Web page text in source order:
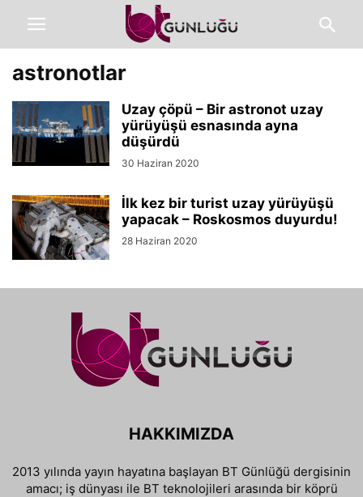
astronotlar
Uzay çöpü – Bir astronot uzay
yürüyüşü esnasında ayna
düşürdü
30 Haziran 2020
İlk kez bir turist uzay yürüyüşü
yapacak – Roskosmos duyurdu!
28 Haziran 2020
HAKKIMIZDA
2013 yılında yayın hayatına başlayan BT Günlüğü dergisinin
amacı; iş dünyası ile BT teknolojileri arasında bir köprü